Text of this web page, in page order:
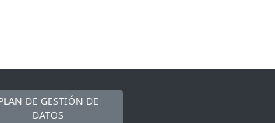
DE GESTIÓN DE
DATOS